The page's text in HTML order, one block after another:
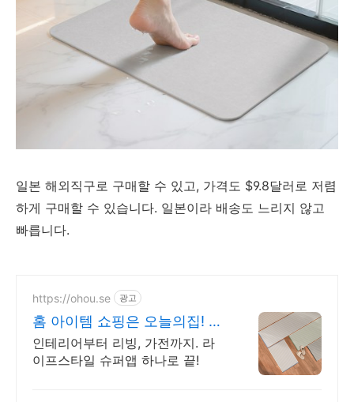
일본 해외직구로 구매할 수 있고, 가격도 $9.8달러로 저렴
하게 구매할 수 있습니다. 일본이라 배송도 느리지 않고
빠릅니다.
https://ohou.se 광고
홈 아이템 쇼핑은 오늘의집! 첫
구매라면 최대 2만원 할인
인테리어부터 리빙, 가전까지. 라
이프스타일 슈퍼앱 하나로 끝!